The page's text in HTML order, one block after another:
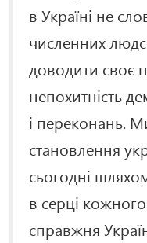
в Україні не
численних
доводити своє
непохитність
і переконань.
становлення
сьогодні
в серці
справжня